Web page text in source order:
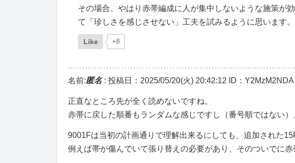
その場合、やはり赤帯編成に人が集中しないような施策が
て「珍しさを感じさせない」工夫を試みるように思います。
Like +8
名前:匿名: 投稿日：2025/05/20(火) 20:42:12 ID：Y2MzM2NDA
正直なところ先が全く読めないですね。
赤帯に戻した順番もランダムな感じですし（番号順ではない）
9001Fは当初の計画通りで理解出来るにしても、追加された
例えば帯が傷んでいて張り替えの必要があり、そのついでに